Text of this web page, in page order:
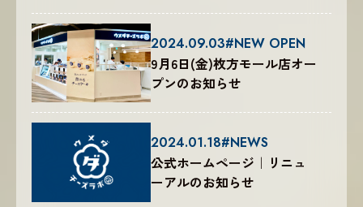
2024.09.03#NEW OPEN
9月6日(金)枚方モール店オー
プンのお知らせ
2024.01.18#NEWS
公式ホームページ｜リニュ
ーアルのお知らせ